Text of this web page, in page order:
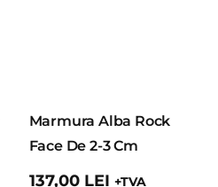
Marmura Alba Rock
Face De 2-3 Cm
137,00 LEI +TVA